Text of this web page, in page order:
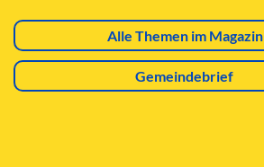
Alle Themen im Magazin
Gemeindebrief